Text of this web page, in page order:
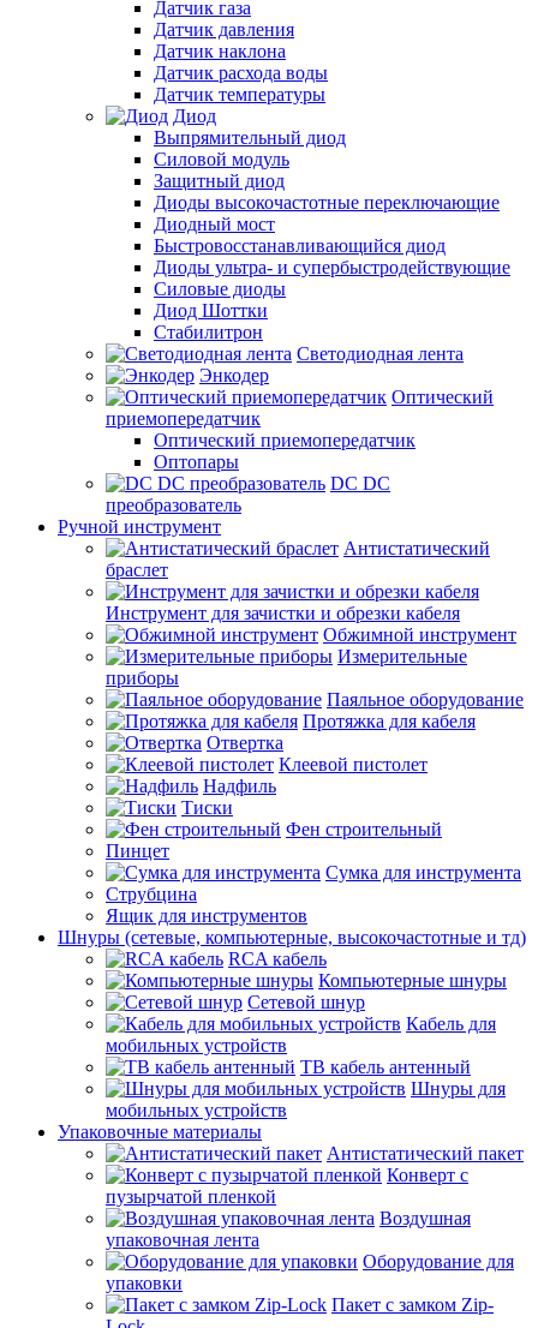
Датчик газа
Датчик давления
Датчик наклона
Датчик расхода воды
Датчик температуры
Диод
Выпрямительный диод
Силовой модуль
Защитный диод
Диоды высокочастотные переключающие
Диодный мост
Быстровосстанавливающийся диод
Диоды ультра- и супербыстродействующие
Силовые диоды
Диод Шоттки
Стабилитрон
Светодиодная лента
Энкодер
Оптический
приемопередатчик
Оптический приемопередатчик
Оптопары
DC DC
преобразователь
Ручной инструмент
Антистатический
браслет
Инструмент для зачистки и обрезки кабеля
Обжимной инструмент
Измерительные
приборы
Паяльное оборудование
Протяжка для кабеля
Отвертка
Клеевой пистолет
Надфиль
Тиски
Фен строительный
Пинцет
Сумка для инструмента
Струбцина
Ящик для инструментов
Шнуры (сетевые, компьютерные, высокочастотные и тд)
RCA кабель
Компьютерные шнуры
Сетевой шнур
Кабель для
мобильных устройств
ТВ кабель антенный
Шнуры для
мобильных устройств
Упаковочные материалы
Антистатический пакет
Конверт с
пузырчатой пленкой
Воздушная
упаковочная лента
Оборудование для
упаковки
Пакет с замком Zip-